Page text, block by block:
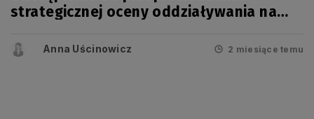
strategicznej oceny oddziaływania na
Regionalnego Programu Strategicznego
Anna Uścinowicz 2 miesiące temu